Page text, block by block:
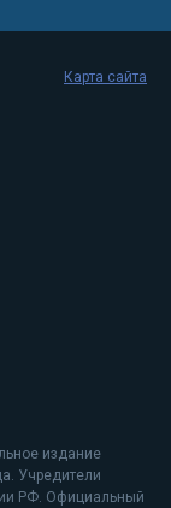
издание
Учредители
РФ. Официальный
Карта сайта